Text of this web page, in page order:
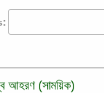
আহরণ (সাময়িক)